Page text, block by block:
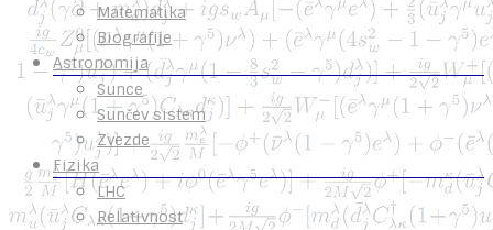
Matematika
Biografije
Astronomija
Sunce
Sunčev sistem
Zvezde
Fizika
LHC
Relativnost